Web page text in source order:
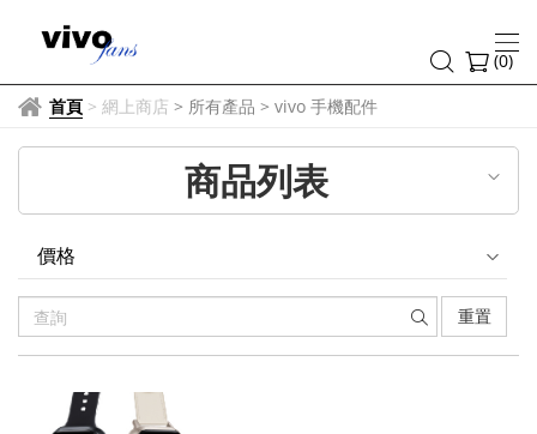
vivo
手
機
配
件
(0)
首頁 > 網上商店 > 所有產品 > vivo 手機配件
商品列表
價格
重置